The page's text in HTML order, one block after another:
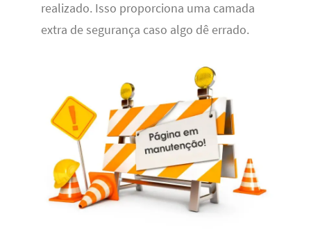
realizado. Isso proporciona uma camada
extra de segurança caso algo dê errado.